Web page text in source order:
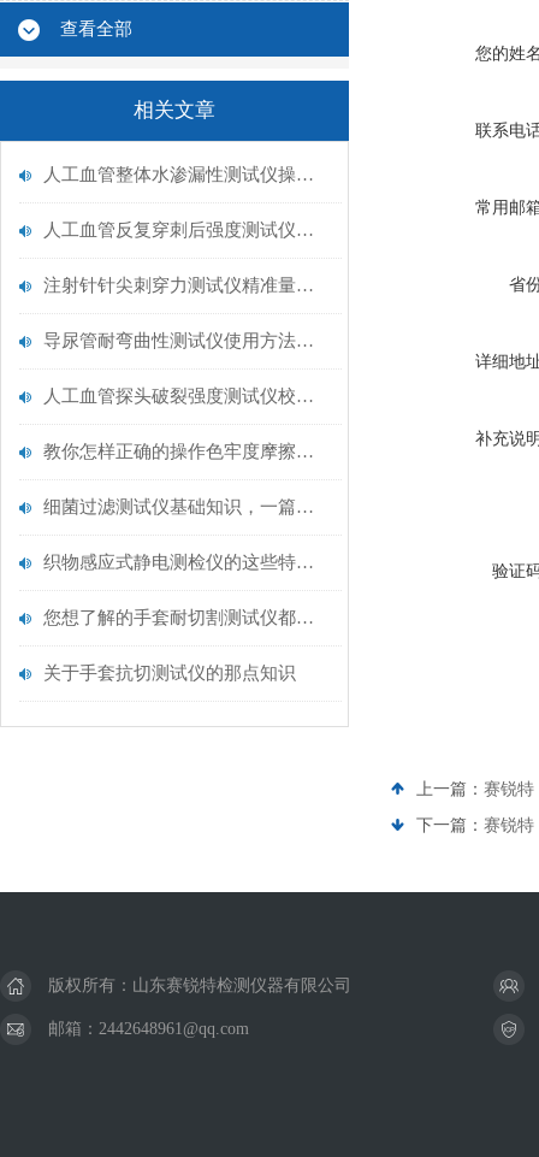
查看全部
相关文章
人工血管整体水渗漏性测试仪操作中最容易出错的步骤
人工血管反复穿刺后强度测试仪是什么？透析患者的“生命管“质量靠它把关！
注射针针尖刺穿力测试仪精准量化针尖锋利度，构筑临床安全防线
导尿管耐弯曲性测试仪使用方法与操作规范
人工血管探头破裂强度测试仪校准规范：精准赋能医疗安全的技术基准
教你怎样正确的操作色牢度摩擦测试机
细菌过滤测试仪基础知识，一篇搞定
织物感应式静电测检仪的这些特点很少有人都知道
您想了解的手套耐切割测试仪都在这里了
关于手套抗切测试仪的那点知识
您的姓
联系电
常用邮
省
详细地
补充说
验证
上一篇： 赛锐特
下一篇： 赛锐特
版权所有：山东赛锐特检测仪器有限公司
邮箱：2442648961@qq.com